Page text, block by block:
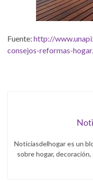
Fuente: http://
consejos-reformas-
Noticiasdelhogar es un
sobre hogar,